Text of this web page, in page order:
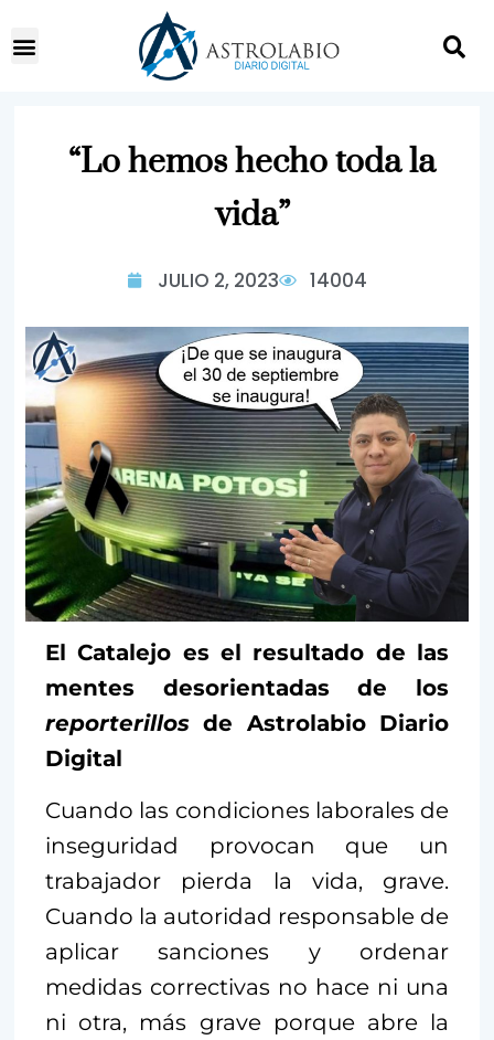
“Lo hemos hecho toda la
vida”
JULIO 2, 2023 14004
El Catalejo es el resultado de las
mentes desorientadas de los
reporterillos de Astrolabio Diario
Digital
Cuando las condiciones laborales de
inseguridad provocan que un
trabajador pierda la vida, grave.
Cuando la autoridad responsable de
aplicar sanciones y ordenar
medidas correctivas no hace ni una
ni otra, más grave porque abre la